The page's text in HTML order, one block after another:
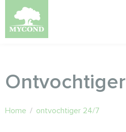
Home / ontvochtiger 24/7